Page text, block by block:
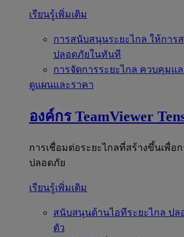
เรียนรู้เพิ่มเติม
การสนับสนุนระยะไกล ให้การ
ปลอดภัยในทันที
การจัดการระยะไกล ควบคุมแ
ดูแผนและราคา
องค์กร TeamViewer
การเชื่อมต่อระยะไกลที่สร้างขึ้นเพื่อ
ปลอดภัย
เรียนรู้เพิ่มเติม
สนับสนุนด้านไอทีระยะไกล ปล
ตัว